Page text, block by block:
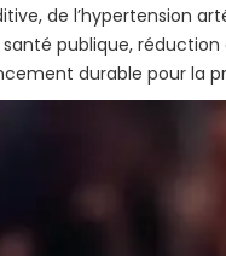
de l’hypertension
publique,
durable pour la